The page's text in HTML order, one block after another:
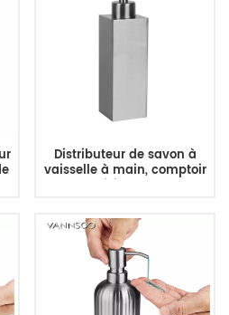
Distributeur de savon à
vaisselle à main, comptoir
de cuisine, brosse,
vaisselle